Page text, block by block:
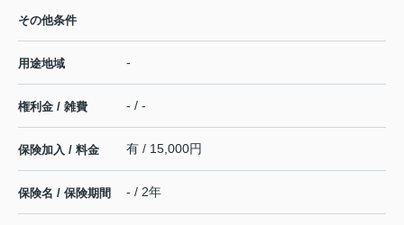
その他条件
用途地域 -
権利金 / 雑費 - / -
保険加入 / 料金 有 / 15,000円
保険名 / 保険期間 - / 2年